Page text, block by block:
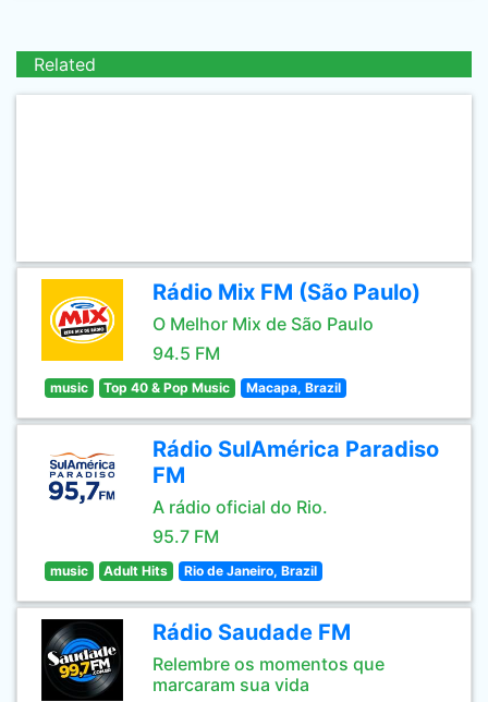
Related
Rádio Mix FM (São Paulo)
O Melhor Mix de São Paulo
94.5 FM
music Top 40 & Pop Music Macapa, Brazil
Rádio SulAmérica Paradiso
FM
A rádio oficial do Rio.
95.7 FM
music Adult Hits Rio de Janeiro, Brazil
Rádio Saudade FM
Relembre os momentos que
marcaram sua vida